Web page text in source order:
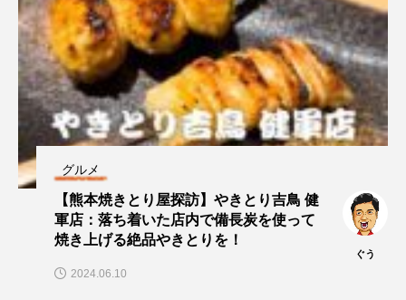
グルメ
【熊本焼きとり屋探訪】やきとり吉鳥 健
軍店：落ち着いた店内で備長炭を使って
焼き上げる絶品やきとりを！
ぐう
2024.06.10